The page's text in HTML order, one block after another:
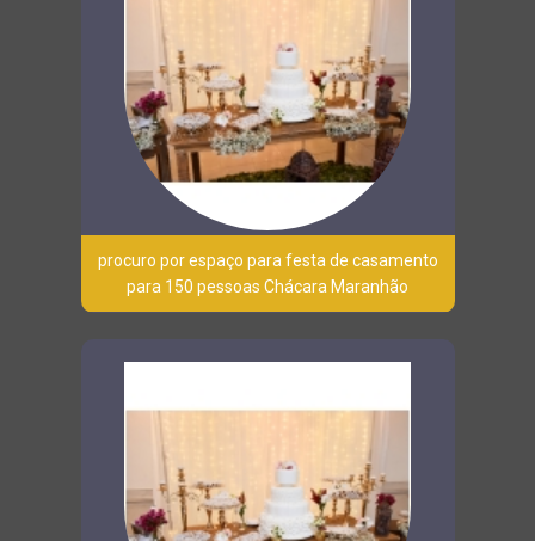
procuro por espaço para festa de casamento
para 150 pessoas Chácara Maranhão